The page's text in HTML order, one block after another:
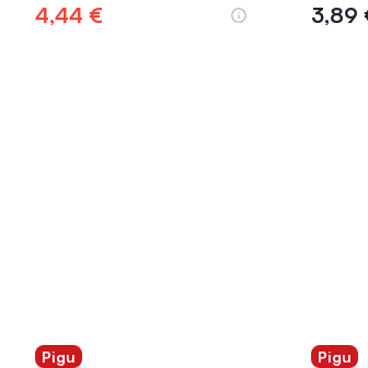
4,44 € 3,89
Pigu Pigu